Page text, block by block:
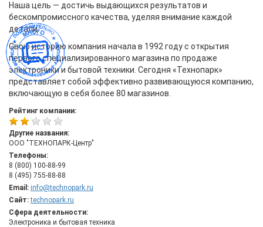
Наша цель — достичь выдающихся результатов и
бескомпромиссного качества, уделяя внимание каждой
детали.
Свою историю компания начала в 1992 году с открытия
первого специализированного магазина по продаже
электроники и бытовой техники. Сегодня «Технопарк»
представляет собой эффективно развивающуюся компанию,
включающую в себя более 80 магазинов.
Рейтинг компании:
Другие названия:
ООО "ТЕХНОПАРК-Центр"
Телефоны:
8 (800) 100-88-99
8 (495) 755-88-88
Email: info@technopark.ru
Сайт: technopark.ru
Сфера деятельности:
Электроника и бытовая техника